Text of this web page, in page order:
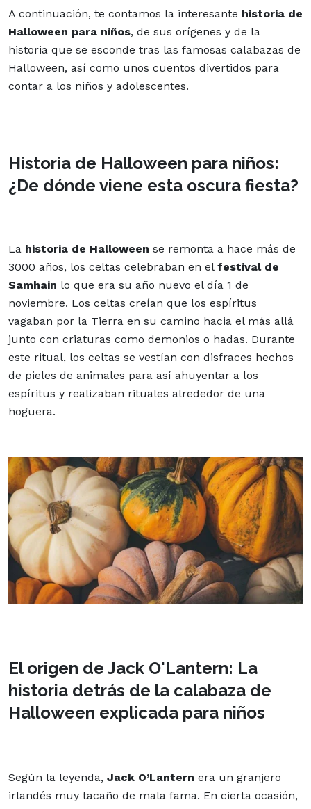
A continuación, te contamos la interesante historia de
Halloween para niños, de sus orígenes y de la
historia que se esconde tras las famosas calabazas de
Halloween, así como unos cuentos divertidos para
contar a los niños y adolescentes.
Historia de Halloween para niños:
¿De dónde viene esta oscura fiesta?
La historia de Halloween se remonta a hace más de
3000 años, los celtas celebraban en el festival de
Samhain lo que era su año nuevo el día 1 de
noviembre. Los celtas creían que los espíritus
vagaban por la Tierra en su camino hacia el más allá
junto con criaturas como demonios o hadas. Durante
este ritual, los celtas se vestían con disfraces hechos
de pieles de animales para así ahuyentar a los
espíritus y realizaban rituales alrededor de una
hoguera.
El origen de Jack O'Lantern: La
historia detrás de la calabaza de
Halloween explicada para niños
Según la leyenda, Jack O’Lantern era un granjero
irlandés muy tacaño de mala fama. En cierta ocasión,